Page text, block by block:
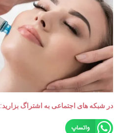
در شبکه های اجتماعی به اشتراگ بزارید:
واتساپ